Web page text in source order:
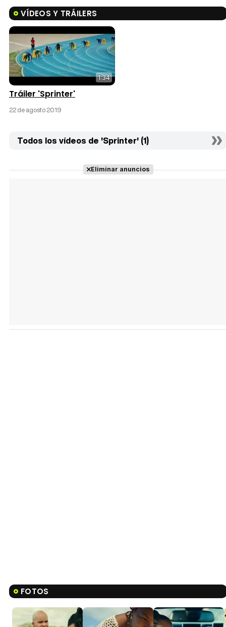
VÍDEOS Y TRÁILERS
1:34
Tráiler 'Sprinter'
22 de agosto 2019
Todos los vídeos de 'Sprinter' (1)
Eliminar anuncios
FOTOS